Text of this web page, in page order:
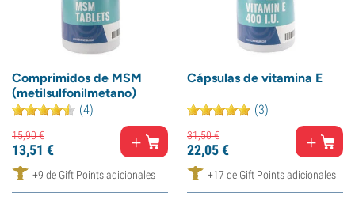
Comprimidos de MSM
(metilsulfonilmetano)
(4)
15,90€
13,51 €
+9 de Gift Points adicionales
Cápsulas de vitamina E
(3)
31,50€
22,05€
+17 de Gift Points adicionales